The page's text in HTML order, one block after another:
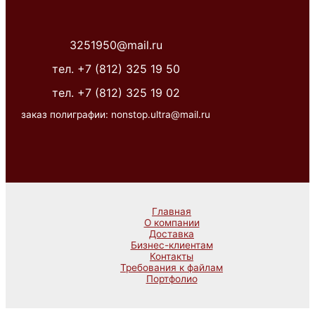
3251950@mail.ru
тел. +7 (812) 325 19 50
тел. +7 (812) 325 19 02
заказ полиграфии: nonstop.ultra@mail.ru
Главная
О компании
Доставка
Бизнес-клиентам
Контакты
Требования к файлам
Портфолио